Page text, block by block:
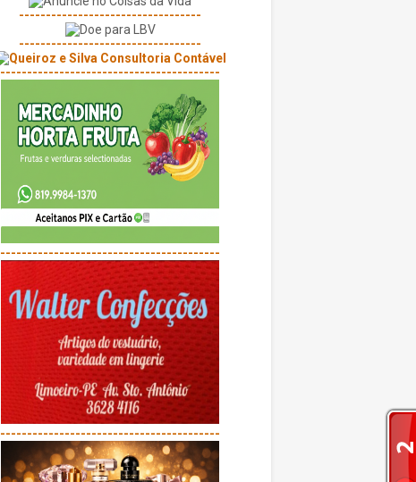
----------------------------------
----------------------------------
-----------------------------------------
-----------------------------------------
-----------------------------------------